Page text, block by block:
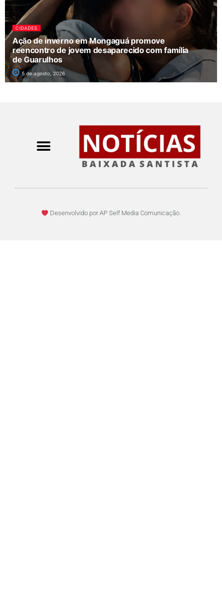
CIDADES
Ação de inverno em Mongaguá promove
reencontro de jovem desaparecido com família
de Guarulhos
5 de agosto, 2026
Desenvolvido por AP Self Media Comunicação.